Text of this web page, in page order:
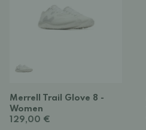
Merrell Trail Glove 8 -
Women
129,00 €